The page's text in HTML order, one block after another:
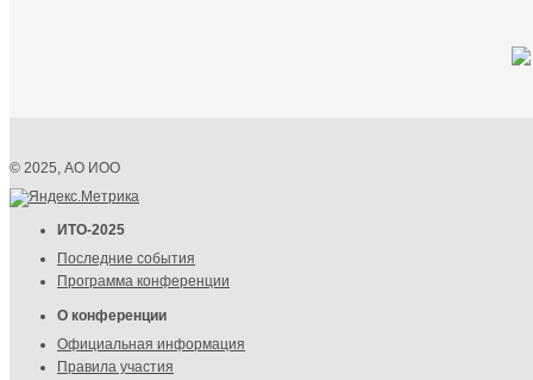
© 2025, АО ИОО
ИТО-2025
Последние события
Программа конференции
О конференции
Официальная информация
Правила участия